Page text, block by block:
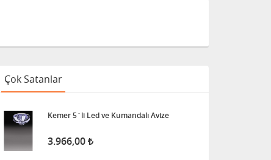
Çok Satanlar
Kemer 5´li Led ve Kumandalı Avize
3.966,00